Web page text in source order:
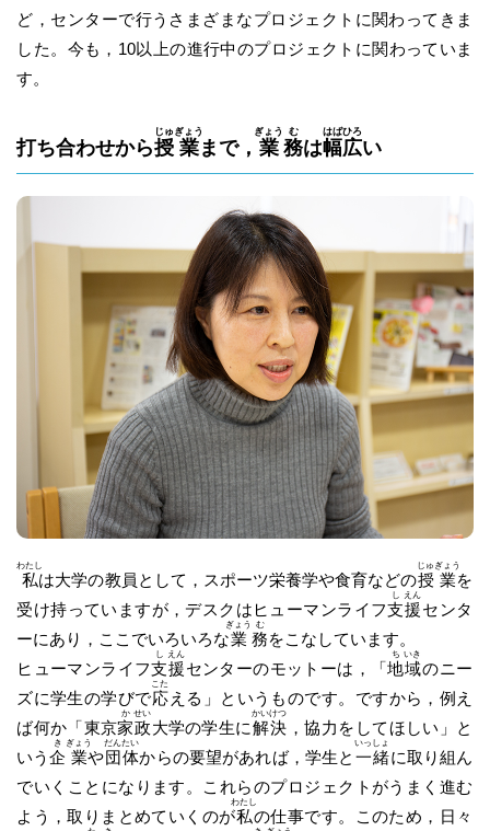
ど，センターで行うさまざまなプロジェクトに関わってきま
した。今も，10以上の進行中のプロジェクトに関わっていま
す。
打ち合わせから授
じゅ
業
ぎょう
まで， 業
ぎょう
務
む
は幅
はば
広
ひろ
い
私
わたし
は大学の教員として，スポーツ栄養学や食育などの授
じゅ
業
ぎょう
を
受け持っていますが，デスクはヒューマンライフ支
し
援
えん
センタ
ーにあり，ここでいろいろな業
ぎょう
務
む
をこなしています。
ヒューマンライフ支
し
援
えん
センターのモットーは，「地
ち
域
いき
のニー
ズに学生の学びで応
こた
える」というものです。ですから，例え
ば何か「東京家
か
政
せい
大学の学生に解
かい
決
けつ
，協力をしてほしい」と
いう企
き
業
ぎょう
や団
だん
体
たい
からの要望があれば，学生と 一
いっ
緒
しょ
に取り組ん
でいくことになります。これらのプロジェクトがうまく進む
よう，取りまとめていくのが私
わたし
の仕事です。このため，日々